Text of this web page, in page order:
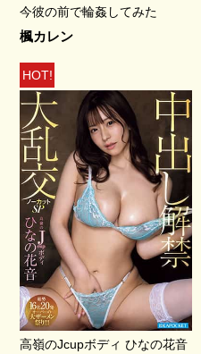
今彼の前で輪姦してみた
楓カレン
HOT!
高嶺のJcupボディ ひなの花音